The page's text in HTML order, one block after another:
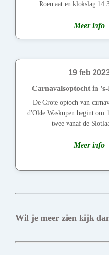
Roemaat en klokslag
Meer info
19 feb
Carnavalsoptocht in
De Grote optoch van
d'Olde Waskupen begint om
twee vanaf de
Meer info
Wil je meer zien kijk